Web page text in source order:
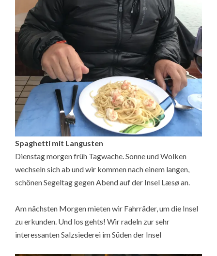
Spaghetti mit Langusten
Dienstag morgen früh Tagwache. Sonne und Wolken
wechseln sich ab und wir kommen nach einem langen,
schönen Segeltag gegen Abend auf der Insel Læsø an.
Am nächsten Morgen mieten wir Fahrräder, um die Insel
zu erkunden. Und los gehts! Wir radeln zur sehr
interessanten Salzsiederei im Süden der Insel